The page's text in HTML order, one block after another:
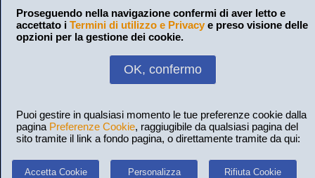
Proseguendo nella navigazione confermi di aver letto e
accettato i Termini di utilizzo e Privacy e preso visione delle
opzioni per la gestione dei cookie.
OK, confermo
Puoi gestire in qualsiasi momento le tue preferenze cookie dalla
pagina Preferenze Cookie, raggiugibile da qualsiasi pagina del
sito tramite il link a fondo pagina, o direttamente tramite da qui:
Accetta Cookie Personalizza Rifiuta Cookie